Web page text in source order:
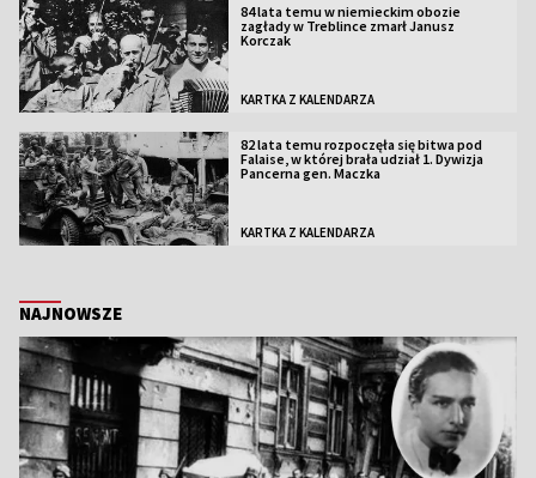
84 lata temu w niemieckim obozie
zagłady w Treblince zmarł Janusz
Korczak
KARTKA Z KALENDARZA
82 lata temu rozpoczęła się bitwa pod
Falaise, w której brała udział 1. Dywizja
Pancerna gen. Maczka
KARTKA Z KALENDARZA
NAJNOWSZE